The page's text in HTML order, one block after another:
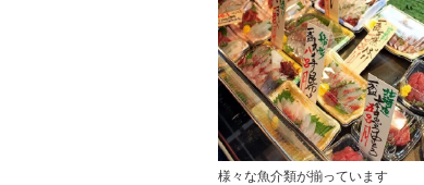
様々な魚介類が揃っています